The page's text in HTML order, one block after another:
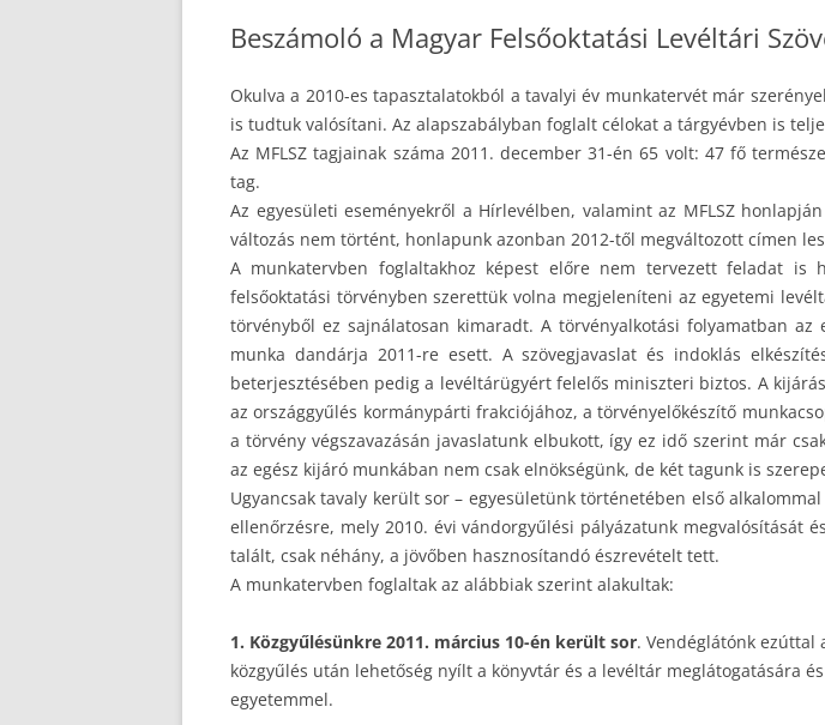
Beszámoló a Magyar Felsőoktatási Levéltári
Okulva a 2010-es tapasztalatokból a tavalyi év munkatervét már
is tudtuk valósítani. Az alapszabályban foglalt célokat a tárgyévben is
Az MFLSZ tagjainak száma 2011. december 31-én 65 volt: 47 fő
tag.
Az egyesületi eseményekről a Hírlevélben, valamint az MFLSZ
változás nem történt, honlapunk azonban 2012-től megváltozott címen
A munkatervben foglaltakhoz képest előre nem tervezett feladat is
felsőoktatási törvényben szerettük volna megjeleníteni az egyetemi
törvényből ez sajnálatosan kimaradt. A törvényalkotási folyamatban
munka dandárja 2011-re esett. A szövegjavaslat és indoklás
beterjesztésében pedig a levéltárügyért felelős miniszteri biztos. A
az országgyűlés kormánypárti frakciójához, a törvényelőkészítő
a törvény végszavazásán javaslatunk elbukott, így ez idő szerint már
az egész kijáró munkában nem csak elnökségünk, de két tagunk is
Ugyancsak tavaly került sor – egyesületünk történetében első
ellenőrzésre, mely 2010. évi vándorgyűlési pályázatunk megvalósítását
talált, csak néhány, a jövőben hasznosítandó észrevételt tett.
A munkatervben foglaltak az alábbiak szerint alakultak:
1. Közgyűlésünkre 2011. március 10-én került sor. Vendéglátónk ezúttal
közgyűlés után lehetőség nyílt a könyvtár és a levéltár meglátogatására
egyetemmel.